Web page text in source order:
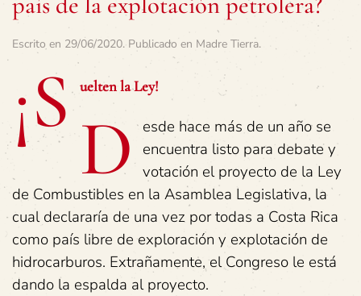
Escrito en 29/06/2020. Publicado en Madre Tierra.
¡S ueltenlaLey!
D
esde hace más de un año se
encuentra listo para debate y
votación el proyecto de la Ley
de Combustibles en la Asamblea Legislativa, la
cual declararía de una vez por todas a Costa Rica
como país libre de exploración y explotación de
hidrocarburos. Extrañamente, el Congreso le está
dando la espalda al proyecto.